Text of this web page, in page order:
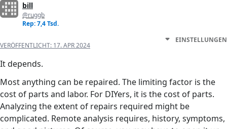
bill
@ruggb
Rep: 7,4 Tsd.
VERÖFFENTLICHT: 17. APR 2024
EINSTELLUNGEN
It depends.
Most anything can be repaired. The limiting factor is the
cost of parts and labor. For DIYers, it is the cost of parts.
Analyzing the extent of repairs required might be
complicated. Remote analysis requires, history, symptoms,